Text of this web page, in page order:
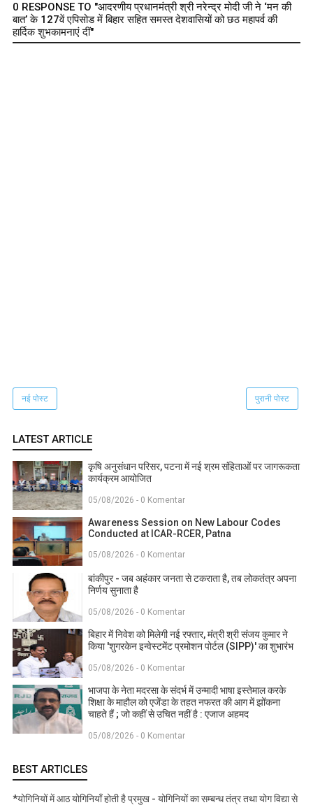
0 RESPONSE TO "आदरणीय प्रधानमंत्री श्री नरेन्द्र मोदी जी ने ‘मन की
बात’ के 127वें एपिसोड में बिहार सहित समस्त देशवासियों को छठ महापर्व की
हार्दिक शुभकामनाएं दीं"
नई पोस्ट पुरानी पोस्ट
LATEST ARTICLE
कृषि अनुसंधान परिसर, पटना में नई श्रम संहिताओं पर जागरूकता
कार्यक्रम आयोजित
05/08/2026 - 0 Komentar
Awareness Session on New Labour Codes
Conducted at ICAR-RCER, Patna
05/08/2026 - 0 Komentar
बांकीपुर - जब अहंकार जनता से टकराता है, तब लोकतंत्र अपना
निर्णय सुनाता है
05/08/2026 - 0 Komentar
बिहार में निवेश को मिलेगी नई रफ्तार, मंत्री श्री संजय कुमार ने
किया 'शुगरकेन इन्वेस्टमेंट प्रमोशन पोर्टल (SIPP)' का शुभारंभ
05/08/2026 - 0 Komentar
भाजपा के नेता मदरसा के संदर्भ में उन्मादी भाषा इस्तेमाल करके
शिक्षा के माहौल को एजेंडा के तहत नफरत की आग में झोंकना
चाहते हैं ; जो कहीं से उचित नहीं है : एजाज अहमद
05/08/2026 - 0 Komentar
BEST ARTICLES
*योगिनियों में आठ योगिनियाँ होती है प्रमुख - योगिनियों का सम्बन्ध तंत्र तथा योग विद्या से